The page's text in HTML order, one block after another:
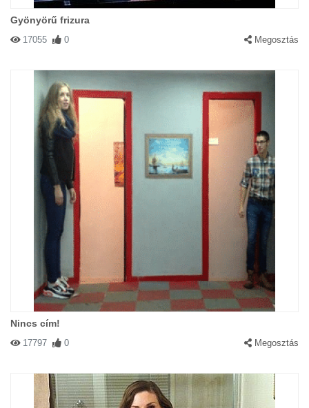
Gyönyörű frizura
17055 0 Megosztás
Nincs cím!
17797 0 Megosztás